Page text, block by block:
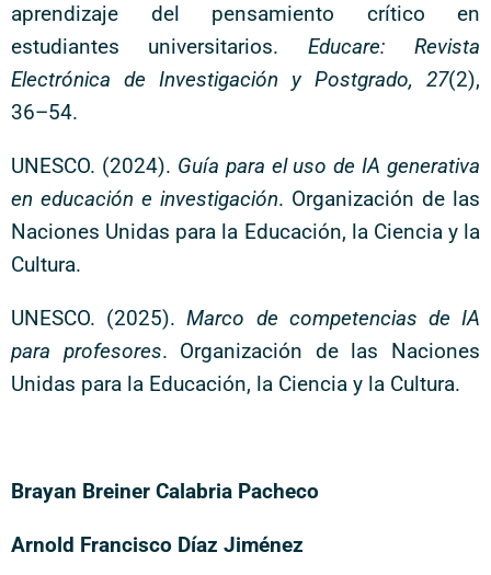
aprendizaje del pensamiento crítico en
estudiantes universitarios. Educare: Revista
Electrónica de Investigación y Postgrado, 27(2),
36–54.
UNESCO. (2024). Guía para el uso de IA generativa
en educación e investigación. Organización de las
Naciones Unidas para la Educación, la Ciencia y la
Cultura.
UNESCO. (2025).Marco de competencias de IA
para profesores. Organización de las Naciones
Unidas para la Educación, la Ciencia y la Cultura.
Brayan Breiner Calabria Pacheco
Arnold Francisco Díaz Jiménez